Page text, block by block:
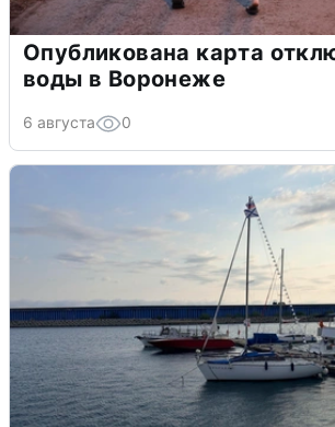
Опубликована карта
воды в Воронеже
6 августа 0